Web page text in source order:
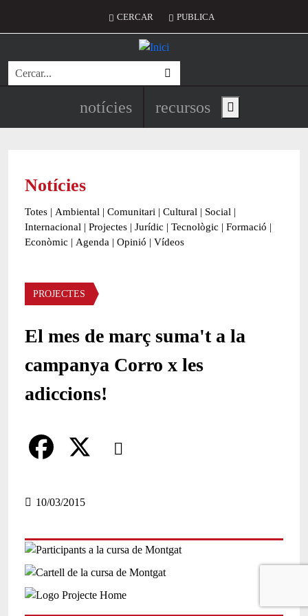
Menú del compte d'usuari
CERCAR PUBLICA
Cerca
Navegació principal de
notícies recursos Show main menu
Notícies
Totes | Ambiental | Comunitari | Cultural | Social |
Internacional | Projectes | Jurídic | Tecnològic | Formació |
Econòmic | Agenda | Opinió | Vídeos
Àmbit de la notícia
PROJECTES
El mes de març suma't a la
campanya Corro x les
adiccions!
Comparteix
a
e
b
o
10/03/2015